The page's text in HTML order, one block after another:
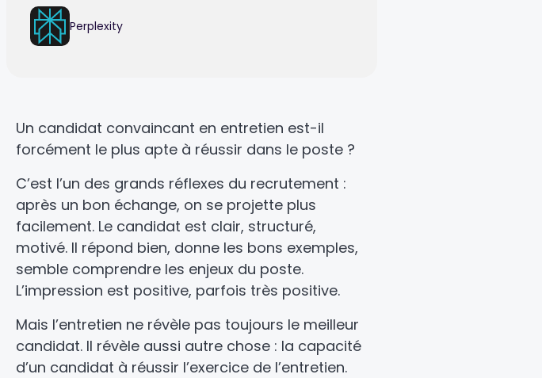
Perplexity
Un candidat convaincant en entretien est-il
forcément le plus apte à réussir dans le poste ?
C’est l’un des grands réflexes du recrutement :
après un bon échange, on se projette plus
facilement. Le candidat est clair, structuré,
motivé. Il répond bien, donne les bons exemples,
semble comprendre les enjeux du poste.
L’impression est positive, parfois très positive.
Mais l’entretien ne révèle pas toujours le meilleur
candidat. Il révèle aussi autre chose : la capacité
d’un candidat à réussir l’exercice de l’entretien.